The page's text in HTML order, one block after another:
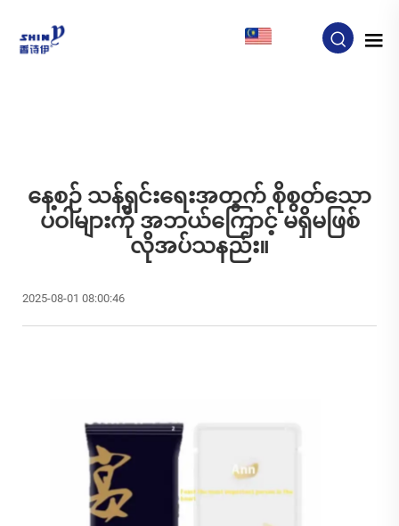
နေ့စဉ် သန့်ရှင်းရေးအတွက် စိုစွတ်သော
ပဝါများကို အဘယ်ကြောင့် မရှိမဖြစ်
လိုအပ်သနည်း။
2025-08-01 08:00:46